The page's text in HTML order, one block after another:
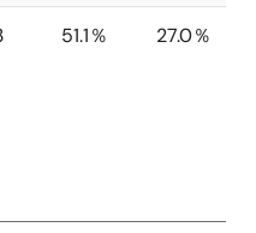
51.1％ 27.0％